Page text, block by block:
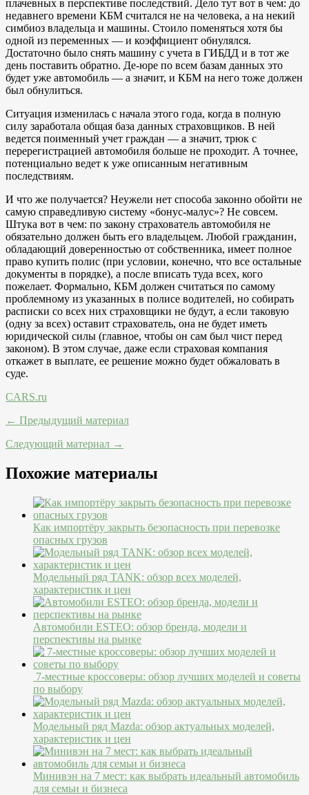
плачевных в перспективе последствий. Дело тут вот в чем: до
недавнего времени КБМ считался не на человека, а на некий
симбиоз владельца и машины. Стоило поменяться хотя бы
одной из переменных — и коэффициент обнулялся.
Достаточно было снять машину с учета в ГИБДД и в тот же
день поставить обратно. Де-юре по всем базам данных это
будет уже автомобиль — а значит, и КБМ на него тоже должен
был обнулиться.
Ситуация изменилась с начала этого года, когда в полную
силу заработала общая база данных страховщиков. В ней
ведется поименный учет граждан — а значит, трюк с
перерегистрацией автомобиля больше не проходит. А точнее,
потенциально ведет к уже описанным негативным
последствиям.
И что же получается? Неужели нет способа законно обойти не
самую справедливую систему «бонус-малус»? Не совсем.
Штука вот в чем: по закону страхователь автомобиля не
обязательно должен быть его владельцем. Любой гражданин,
обладающий доверенностью от собственника, имеет полное
право купить полис (при условии, конечно, что все остальные
документы в порядке), а после вписать туда всех, кого
пожелает. Формально, КБМ должен считаться по самому
проблемному из указанных в полисе водителей, но собирать
расписки со всех них страховщики не будут, а если таковую
(одну за всех) оставит страхователь, она не будет иметь
юридической силы (главное, чтобы он сам был чист перед
законом). В этом случае, даже если страховая компания
откажет в выплате, ее решение можно будет обжаловать в
суде.
CARS.ru
← Предыдущий материал
Следующий материал →
Похожие материалы
Как импортёру закрыть безопасность при перевозке
опасных грузов
Модельный ряд TANK: обзор всех моделей,
характеристик и цен
Автомобили ESTEO: обзор бренда, модели и
перспективы на рынке
7-местные кроссоверы: обзор лучших моделей и советы
по выбору
Модельный ряд Mazda: обзор актуальных моделей,
характеристик и цен
Минивэн на 7 мест: как выбрать идеальный автомобиль
для семьи и бизнеса